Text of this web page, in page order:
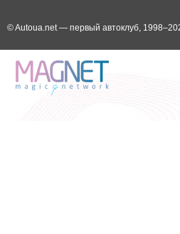
© Autoua.net — первый автоклуб,